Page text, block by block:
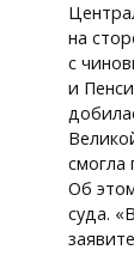
на
с
и
смогла
Об
суда.